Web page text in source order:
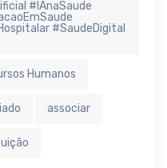
#IAnaSaude
#SaudeDigital
Humanos
associar